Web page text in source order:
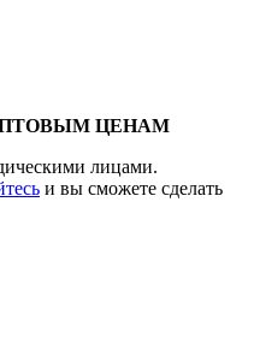
к ОПТОВЫМ ЦЕНАМ
лицами.
и вы сможете сделать